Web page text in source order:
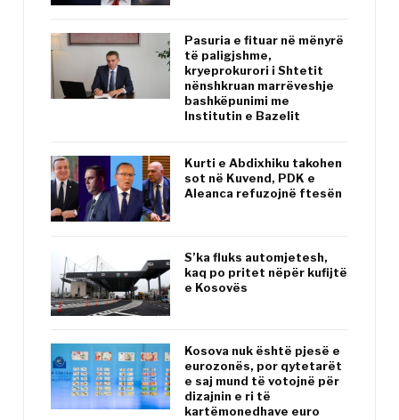
Pasuria e fituar në mënyrë
të paligjshme,
kryeprokurori i Shtetit
nënshkruan marrëveshje
bashkëpunimi me
Institutin e Bazelit
Kurti e Abdixhiku takohen
sot në Kuvend, PDK e
Aleanca refuzojnë ftesën
S’ka fluks automjetesh,
kaq po pritet nëpër kufijtë
e Kosovës
Kosova nuk është pjesë e
eurozonës, por qytetarët
e saj mund të votojnë për
dizajnin e ri të
kartëmonedhave euro